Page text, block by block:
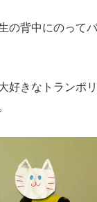
の背中にのって
好きなトランポ